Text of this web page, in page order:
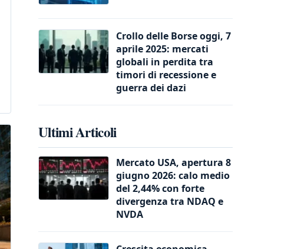
Crollo delle Borse oggi, 7
aprile 2025: mercati
globali in perdita tra
timori di recessione e
guerra dei dazi
Ultimi Articoli
Mercato USA, apertura 8
giugno 2026: calo medio
del 2,44% con forte
divergenza tra NDAQ e
NVDA